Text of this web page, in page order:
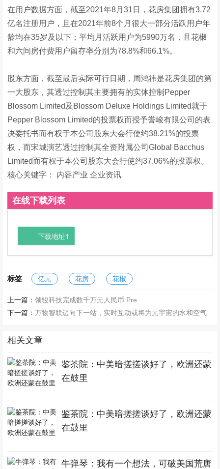
在用户数据方面，截至2021年8月31日，花房集团拥有3.72
亿名注册用户，且在2021年前8个月很大一部分活跃用户年
龄均在35岁及以下；平均月活跃用户为5990万名，且花椒
和六间房付费用户留存率分别为78.8%和66.1%。
股东方面，截至最后实际可行日期，周鸿祎是花房集团的第
一大股东，其透过控制其主要拥有的实体控制Pepper
Blossom Limited及Blossom Deluxe Holdings Limited就于
Pepper Blossom Limited的投票权而授予誉峻有限公司的表
决委托书而有权于本公司股东大会行使约38.21%的投票
权，而宋城演艺透过控制其全资附属公司Global Bacchus
Limited而有权于本公司股东大会行使约37.06%的投票权。
核心关键字：
内容产业 企业资讯
在线下载列表
下载地址1
标签 亿元 花房 花椒
上一篇：领骏科技完成数千万元人民币 Pre
下一篇：万物智联迈向下一站，实时互动或将为元宇宙的水和空气
相关文章
鉴茶院：中美暗搓搓谈好了，欧洲还蒙
在鼓里
鉴茶院：中美暗搓搓谈好了，欧洲还蒙
在鼓里
牛弹琴：我有一个想法，可破美国荒唐